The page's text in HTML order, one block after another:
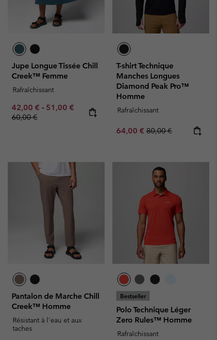
Jupe Longue Tissée Chill
Creek™ Femme
Rafraîchissant
Minimum sale price:
42,00 € - Maximum sale price:
51,00 € Regular price:
60,00 €
T-shirt Technique
Manches Longues
Diamond Peak Pro™
Homme
Rafraîchissant
Sale price:
64,00 € Regular price:
80,00 €
Pantalon de Marche Chill
Creek™ Homme
Résistant à l'eau et aux
taches
Bestseller
Polo Technique Léger
Zero Rules™ Homme
Rafraîchissant